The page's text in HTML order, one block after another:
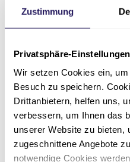
Zustimmung
Privatsphäre-Einstellungen
Wir setzen Cookies ein,
Besuch zu speichern.
Drittanbietern, helfen uns,
verbessern, um Ihnen das
unserer Website zu bieten,
zugeschnittene Angebote
notwendige Cookies
Martin Luther
für Orthopädie
Facharzt für
Unfallchirurgie,
Sportmedizin,
Ärztliche Leitung
030 8955-